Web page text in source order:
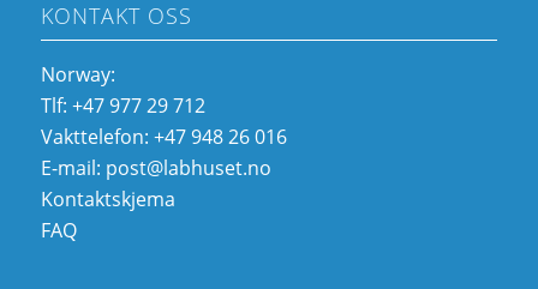
KONTAKT OSS
Norway:
Tlf: +47 977 29 712
Vakttelefon: +47 948 26 016
E-mail: post@labhuset.no
Kontaktskjema
FAQ